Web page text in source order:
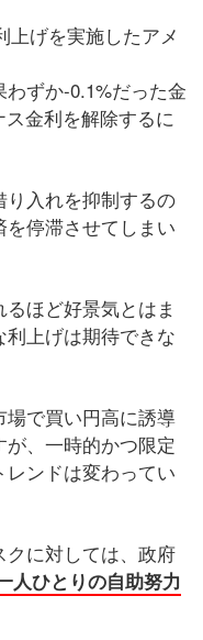
上げを実施したアメ
ずか-0.1%だった金
金利を解除するに
入れを抑制するの
停滞させてしまい
ほど好景気とはま
上げは期待できな
場で買い円高に誘導
、一時的かつ限定
ンドは変わってい
に対しては、政府
人ひとりの自助努力